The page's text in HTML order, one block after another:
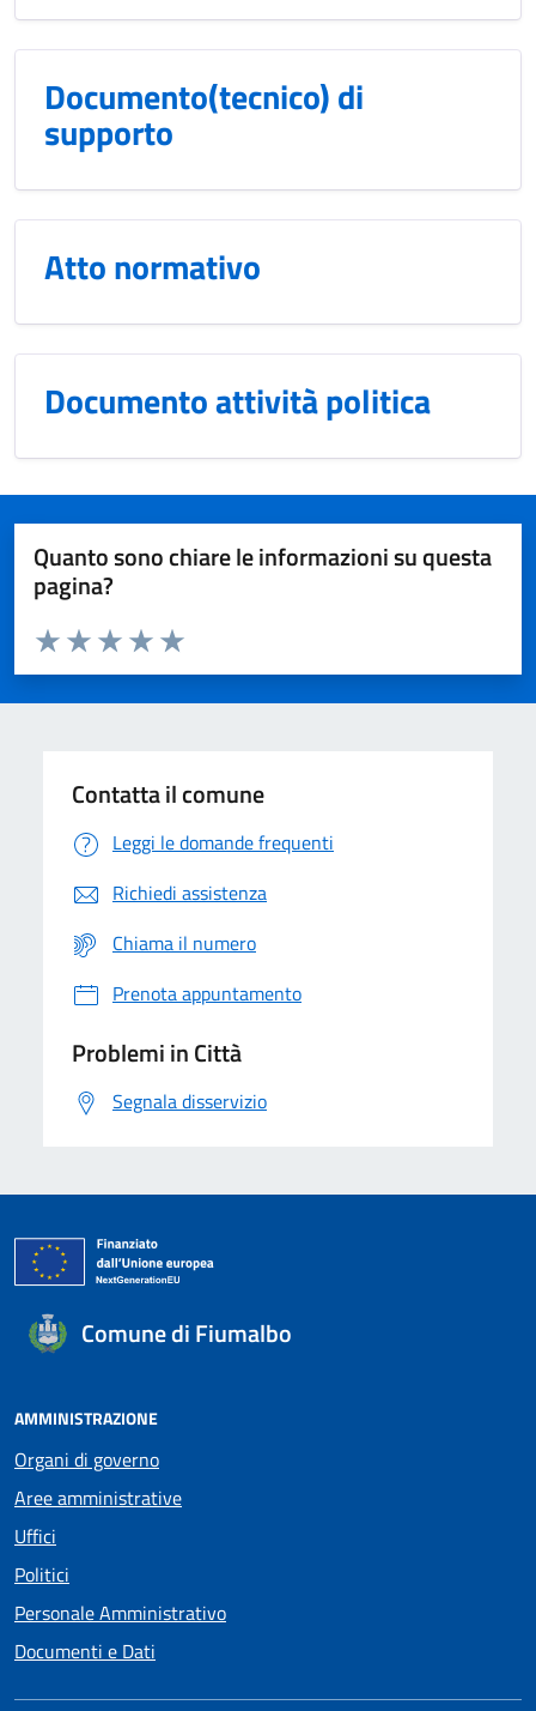
Documento(tecnico) di
supporto
Atto normativo
Documento attività politica
Quanto sono chiare le informazioni su questa
pagina?
Domanda
Valuta da 1 a 5 stelle la pagina
Valuta 5 stelle su 5
Valuta 4 stelle su 5
Valuta 3 stelle su 5
Valuta 2 stelle su 5
Valuta 1 stelle su 5
Contatta il comune
Leggi le domande frequenti
Richiedi assistenza
Chiama il numero
Prenota appuntamento
Problemi in Città
Segnala disservizio
Comune di Fiumalbo
AMMINISTRAZIONE
Organi di governo
Aree amministrative
Uffici
Politici
Personale Amministrativo
Documenti e Dati